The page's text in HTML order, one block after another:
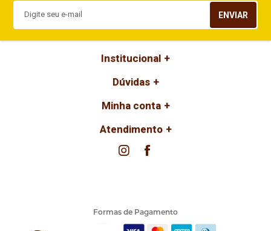
ENVIAR
Institucional
Dúvidas
Minha conta
Atendimento
Formas de Pagamento